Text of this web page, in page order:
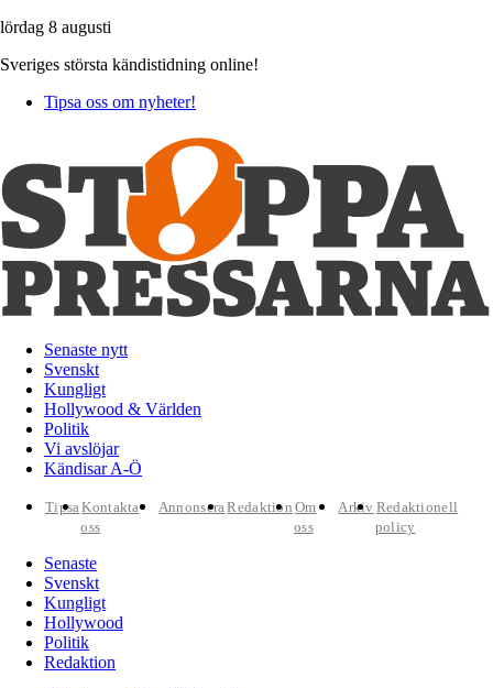
lördag 8 augusti
Sveriges största kändistidning online!
Tipsa oss om nyheter!
Senaste nytt
Svenskt
Kungligt
Hollywood & Världen
Politik
Vi avslöjar
Kändisar A-Ö
TipsaKontakta
oss
AnnonseraRedaktion Om
oss
Arkiv Redaktionell
policy
Senaste
Svenskt
Kungligt
Hollywood
Politik
Redaktion